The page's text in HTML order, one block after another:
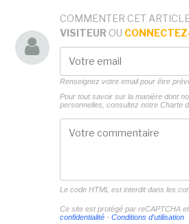
COMMENTER CET
VISITEUR OU
Renseignez votre email pour être
Pour tout savoir sur la manière dont
personnelles, consultez notre Charte
Le code HTML est interdit dans les
Ce site est protégé par reCAPTCHA
confidentialité- Conditions d'utilisation